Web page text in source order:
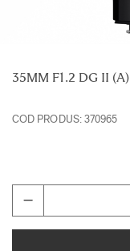
35MM F1.2 DG II (A)
COD PRODUS: 370965